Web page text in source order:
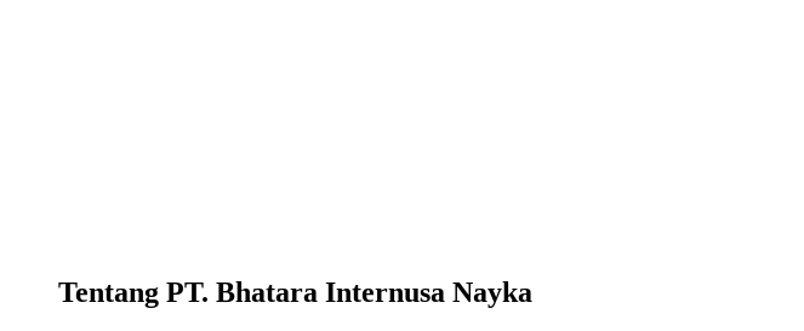
Tentang PT. Bhatara Internusa Nayka